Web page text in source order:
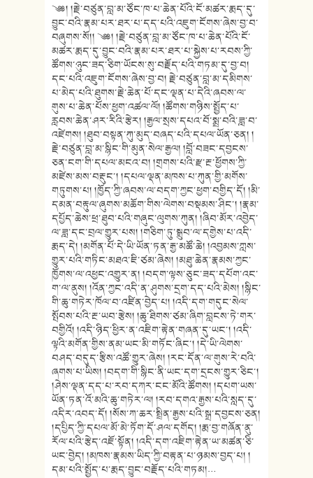
༄༅། །རྗེ་བཙུན་བླ་མ་ཙོང་ཁ་པ་ཆེན་པོའི་ངོ་མཚར་རྨད་དུ་
བྱུང་བའི་རྣམ་པར་ཐར་པ་དད་པའི་འཇུག་ངོགས་ཞེས་བྱ་བ་
བཞུགས་སོ།། ༄༅། །རྗེ་བཙུན་བླ་མ་ཙོང་ཁ་པ་ཆེན་པོའི་ངོ་
མཚར་རྨད་དུ་བྱུང་བའི་རྣམ་པར་ཐར་པ་སྐྱེས་པ་རབས་ཀྱི་
ཚོགས་ཉུང་ཟད་ཅིག་ཡོངས་སུ་བརྗོད་པའི་གཏམ་དུ་བྱ་བ།
དང་པའི་འཇུག་ངོགས་ཞེས་བྱ་བ། རྗེ་བཙུན་བླ་མ་དམིགས་
པ་མེད་པའི་ཐུགས་རྗེ་ཆེན་པོ་དང་ལྡན་པ་དེའི་ཞབས་ལ་
གུས་པ་ཆེན་པོས་ཕྱག་འཚལ་ལོ། །ཚོགས་གཉིས་སྤྱོད་པ་
རླབས་ཆེན་ཤར་རིའི་རྩེར། །རྒྱལ་སྲས་དཔའ་བོ་སྨྲ་བའི་ཟླ་བ་
འཛེགས། །ཐུབ་བསྟན་ཀུ་མུད་བཞད་པའི་དཔལ་ཡོན་ཅན། །
རྗེ་བཙུན་བླ་མ་སྙིང་གི་མུན་སེལ་རྒྱལ། །བློ་བཟང་དབྱངས་
ཅན་ངག་གི་དཔལ་མངའ་བ། །གྲགས་པའི་རྫ་རྔ་ཕྱོགས་ཀྱི་
མཛེས་མས་བརྡུང་། །དཔལ་ལྡན་མཁས་པ་ཀུན་གྱི་མགོས་
གཏུགས་པ། །ཁྱོད་ཀྱི་ཞབས་ལ་བདག་ཀྱང་ཕྱག་བགྱིད་དོ། །མི་
དམན་བརྟུལ་ཞུགས་མཆོག་གིས་ལེགས་བསྡམས་ཤིང་། །རྣམ་
དཔྱོད་ཆེས་ཕྲ་ཐུབ་པའི་གཞུང་ལུགས་ཀུན། །ཞིབ་མོར་འབྱེད་
ལ་ཟླ་དང་བྲལ་གྱུར་པས། །གཅིག་ཏུ་སྒྲུབ་ལ་དགྱེས་པ་འདི་
རྨད་དེ། །མགོན་པོ་དེ་ཡི་ཡོན་ཏན་རྒྱ་མཚོ་ཆེ། །འབྱམས་ཀླས་
གྱུར་པའི་གཏིང་མཐའ་ཇི་ཙམ་ཞེས། །མཐུ་ཆེན་རྣམས་ཀྱང་
ཁྱོགས་ལ་འཕྱང་འགྱུར་ན། །བདག་ལྟས་ཅུང་ཟད་དཔོག་འང་
ག་ལ་ནུས། །འོན་ཀྱང་འདི་ན་ཤུགས་དྲག་དད་པའི་མེས། །སྙིང་
གི་ཆུ་གཏེར་ཁོལ་བ་འཛིན་བྱེད་པ། །འདི་དག་གདུང་སེལ་
སྤོབས་པའི་རྔ་ཡབ་རྩེས། །ཆུ་ཐིགས་ཙམ་ཞིག་བླངས་ཏེ་གར་
བགྱིའོ། །འདི་ཉིད་ཕྱིར་ན་འཇིག་རྟེན་གཞན་དུ་ཡང་། །འདི་
ལྟའི་མགོན་གྱིས་ནམ་ཡང་མི་གཏོང་ཞིང་། །དེ་ཡི་ལེགས་
བཤད་བདུད་རྩིས་འཚོ་གྱུར་ཞེས། །རང་དོན་ལ་གུས་རེ་བའི་
ཞགས་པ་ཡིས། །བདག་གི་སྙིང་ནི་ཡང་དག་དྲངས་གྱུར་ཅིང་།
།ཤེས་ལྡན་དད་པ་རབ་དཀར་ངང་མོའི་ཚོགས། །དཔག་ཡས་
ཡོན་ཏན་འོ་མའི་ཆུ་གཏེར་ལ། །རབ་དགའ་རྒྱས་པའི་སླད་དུ་
འདིར་འབད་དོ། །སོས་ཀ་ཆར་སྤྲིན་རྒྱས་པའི་སྒྲ་དབྱངས་ཅན།
།དཔྱིད་ཀྱི་དཔལ་མོ་མེ་ཏོག་དོ་ཤལ་དགོད། །རྨ་བྱ་གཞོན་ནུ་
རོལ་པའི་རྩེད་འཇོ་སྟོན། །འདི་དག་འཇིག་རྟེན་ཡ་མཚན་ཅི་
ཡང་བྱེད། །མཁས་རྣམས་ཡིད་ཀྱི་བརྟན་པ་ཉམས་བྱད་པ། །
དམ་པའི་སྤྱོད་པ་རྨད་བྱུང་བརྗོད་པའི་གཏམ།…